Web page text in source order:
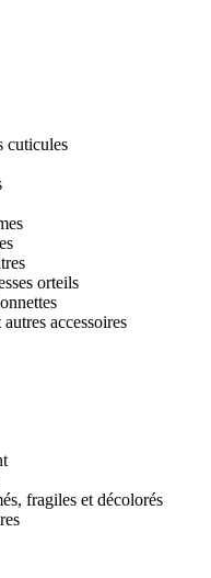
cuticules
orteils
accessoires
fragiles et décolorés